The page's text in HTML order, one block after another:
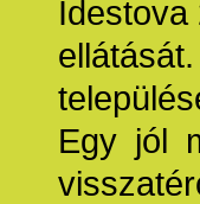
Idestova
Egy jól